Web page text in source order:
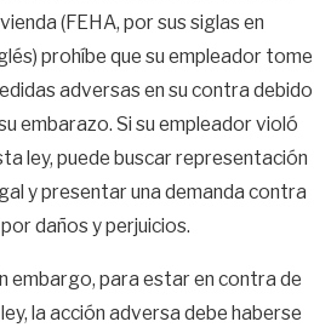
(FEHA, por sus siglas en
prohíbe que su empleador tome
adversas en su contra debido
embarazo. Si su empleador violó
ley, puede buscar representación
y presentar una demanda contra
daños y perjuicios.
embargo, para estar en contra de
la acción adversa debe haberse